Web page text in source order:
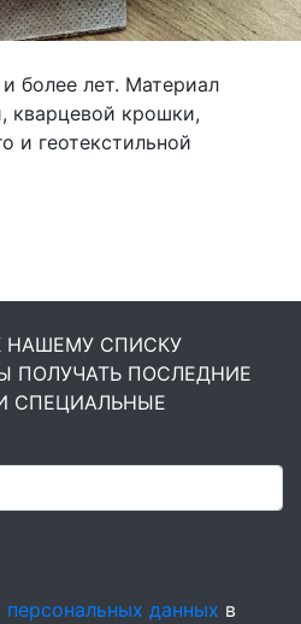
более лет. Материал
кварцевой крошки,
и геотекстильной
НАШЕМУ СПИСКУ
ПОЛУЧАТЬ ПОСЛЕДНИЕ
СПЕЦИАЛЬНЫЕ
персональных данных в